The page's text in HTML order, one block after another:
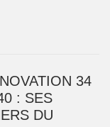
34
: SES
DU